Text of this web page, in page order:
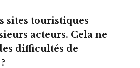
sites touristiques
acteurs. Cela ne
difficultés de